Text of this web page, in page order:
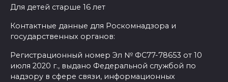
Для детей старше 16 лет
Контактные данные для Роскомнадзора и
государственных органов:
Регистрационный номер Эл № ФС77-78653 от 10
июля 2020 г., выдано Федеральной службой по
надзору в сфере связи, информационных